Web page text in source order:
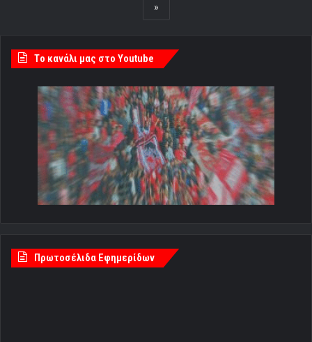
»
Tο κανάλι μας στο Youtube
Πρωτοσέλιδα Εφημερίδων